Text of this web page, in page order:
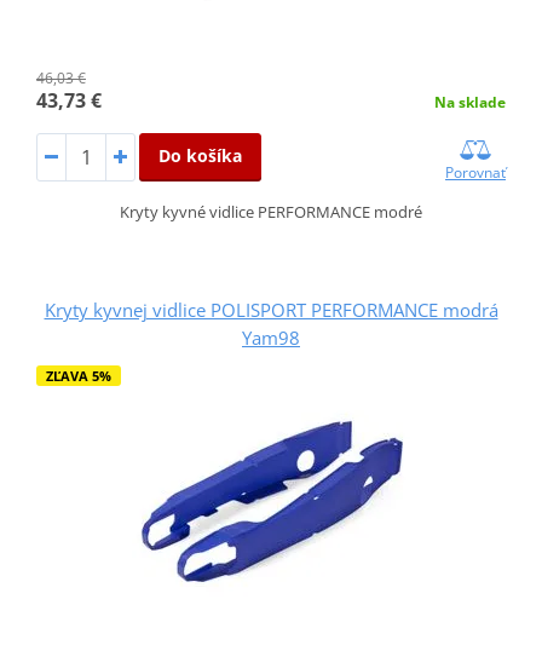
46,03 €
43,73 € Na sklade
Do košíka
Porovnať
Kryty kyvné vidlice PERFORMANCE modré
Kryty kyvnej vidlice POLISPORT PERFORMANCE modrá
Yam98
ZĽAVA 5%